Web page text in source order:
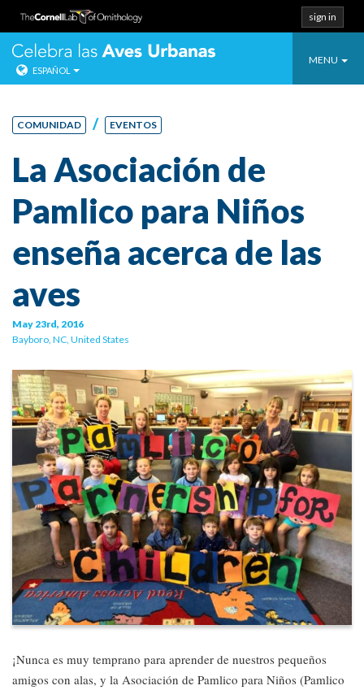
Salta
sign in
Toggle
MENU
Celebra las
ESPAÑOL
COMUNIDAD / EVENTOS
La Asociación de
Pamlico para Niños
enseña acerca de las
aves
May 23rd, 2016
Bayboro, NC, United States
¡Nunca es muy temprano para aprender de nuestros pequeños
amigos con alas, y la Asociación de Pamlico para Niños (Pamlico